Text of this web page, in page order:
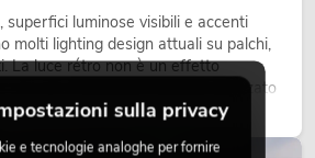
superfici luminose visibili e accenti
molti lighting design attuali su palchi,
La luce rétro non è un effetto
ma uno strumento di design utilizzato
crea atmosfera, dona carattere alle
sulla privacy
e tecnologie analoghe per fornire